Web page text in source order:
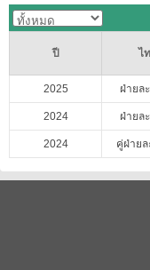
ปี ไ
2025 ฝ่ายล
2024 ฝ่ายล
2024 คู่ฝ่าย